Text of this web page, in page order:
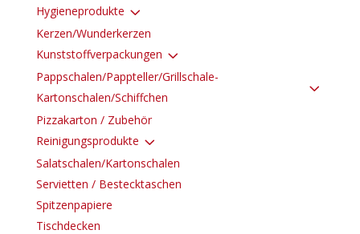
Hygieneprodukte 3
Kerzen/Wunderkerzen
Kunststoffverpackungen 3
Pappschalen/Pappteller/Grillschale-
Kartonschalen/Schiffchen
3
Pizzakarton / Zubehör
Reinigungsprodukte 3
Salatschalen/Kartonschalen
Servietten / Bestecktaschen
Spitzenpapiere
Tischdecken